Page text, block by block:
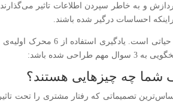
و به خاطر سپردن اطلاعات تاثیر
احساسات درگیر شده باشند.
یک فرایند ترغیب متشکل از 4 مرحله‌ی
شده باشد:
تصمیماتی که رفتار مشتری را تحت تاثیر